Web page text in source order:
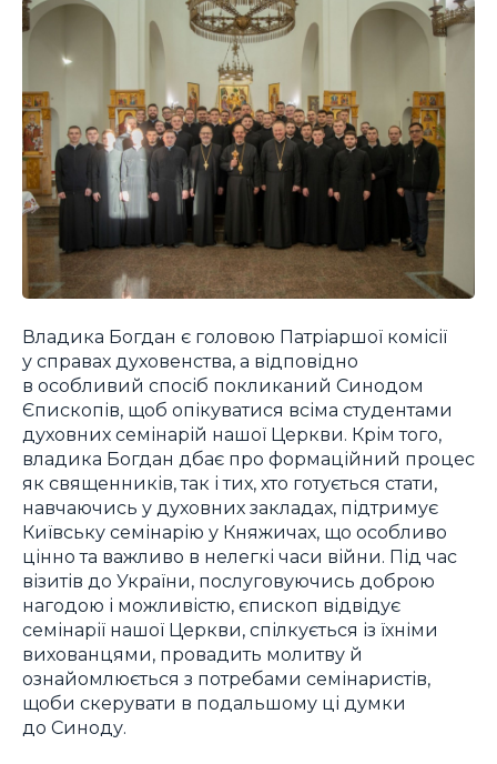
Владика Богдан є головою Патріаршої комісії
у справах духовенства, а відповідно
в особливий спосіб покликаний Синодом
Єпископів, щоб опікуватися всіма студентами
духовних семінарій нашої Церкви. Крім того,
владика Богдан дбає про формаційний процес
як священників, так і тих, хто готується стати,
навчаючись у духовних закладах, підтримує
Київську семінарію у Княжичах, що особливо
цінно та важливо в нелегкі часи війни. Під час
візитів до України, послуговуючись доброю
нагодою і можливістю, єпископ відвідує
семінарії нашої Церкви, спілкується із їхніми
вихованцями, провадить молитву й
ознайомлюється з потребами семінаристів,
щоби скерувати в подальшому ці думки
до Синоду.